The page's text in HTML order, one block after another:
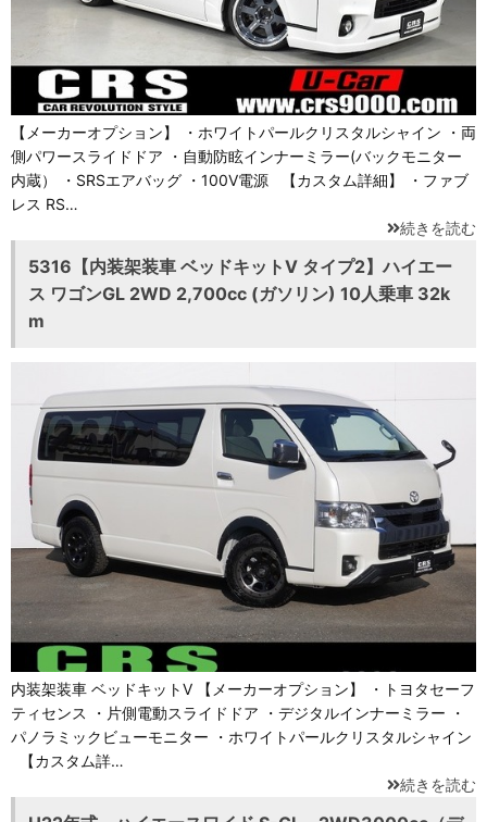
【メーカーオプション】 ・ホワイトパールクリスタルシャイン ・両
側パワースライドドア ・自動防眩インナーミラー(バックモニター
内蔵） ・SRSエアバッグ ・100V電源 【カスタム詳細】 ・ファブ
レス RS…
続きを読む
5316【内装架装車 ベッドキットV タイプ2】ハイエー
ス ワゴンGL 2WD 2,700cc (ガソリン) 10人乗車 32k
m
内装架装車 ベッドキットV 【メーカーオプション】 ・トヨタセーフ
ティセンス ・片側電動スライドドア ・デジタルインナーミラー ・
パノラミックビューモニター ・ホワイトパールクリスタルシャイン
【カスタム詳…
続きを読む